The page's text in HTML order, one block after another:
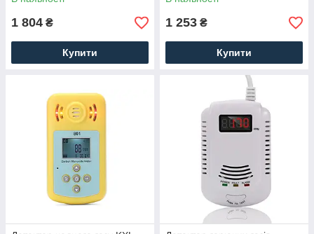
1 804 ₴
Купити
1 253 ₴
Купити